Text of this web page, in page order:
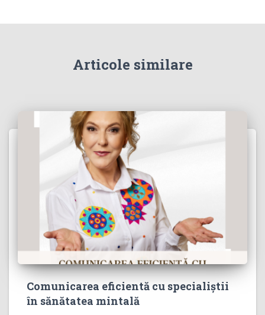
Articole similare
Comunicarea eficientă cu specialiștii
în sănătatea mintală